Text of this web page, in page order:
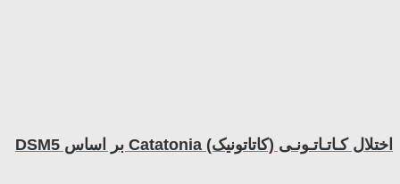
اختلال کـاتـاتـونـی (کاتاتونیک) Catatonia بر اساس DSM5